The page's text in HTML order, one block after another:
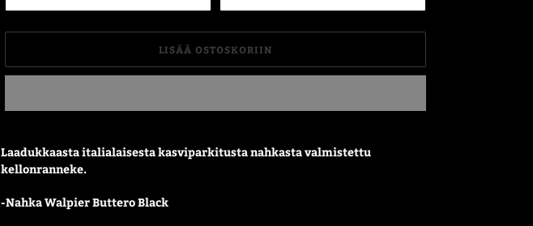
LISÄÄ OSTOSKORIIN
lisääminen
ostoskoriin
Laadukkaasta italialaisesta kasviparkitusta nahkasta valmistettu
kellonranneke.
-Nahka Walpier Buttero Black